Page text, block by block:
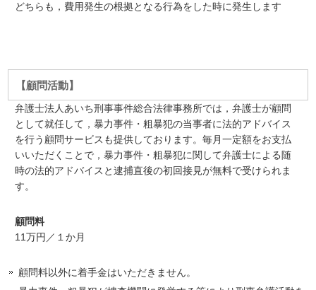
どちらも，費用発生の根拠となる行為をした時に発生します
【顧問活動】
弁護士法人あいち刑事事件総合法律事務所では，弁護士が顧問
として就任して，暴力事件・粗暴犯の当事者に法的アドバイス
を行う顧問サービスも提供しております。毎月一定額をお支払
いいただくことで，暴力事件・粗暴犯に関して弁護士による随
時の法的アドバイスと逮捕直後の初回接見が無料で受けられま
す。
顧問料
11万円／１か月
顧問料以外に着手金はいただきません。